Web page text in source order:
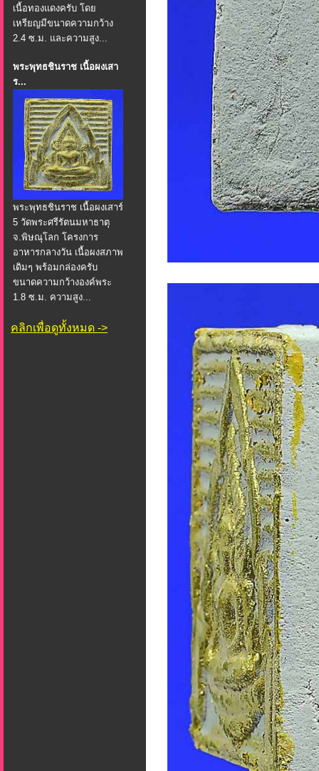
เนื้อทองแดงครับ โดย
เหรียญมีขนาดความกว้าง
2.4 ซ.ม. และความสูง...
พระพุทธชินราช เนื้อผงเสา
ร...
พระพุทธชินราช เนื้อผงเสาร์
5 วัดพระศรีรัตนมหาธาตุ
จ.พิษณุโลก โครงการ
อาหารกลางวัน เนื้อผงสภาพ
เดิมๆ พร้อมกล่องครับ
ขนาดความกว้างองค์พระ
1.8 ซ.ม. ความสูง...
คลิกเพื่อดูทั้งหมด ->